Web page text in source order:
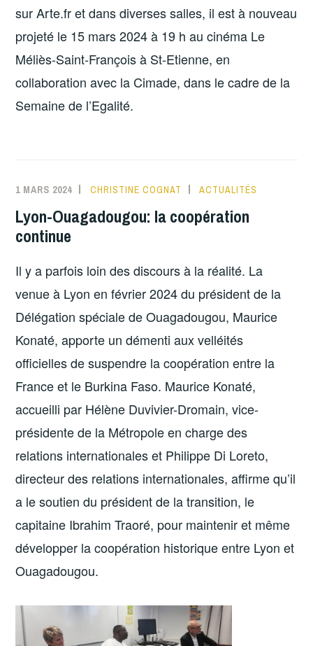
sur Arte.fr et dans diverses salles, il est à nouveau
projeté le 15 mars 2024 à 19 h au cinéma Le
Méliès-Saint-François à St-Etienne, en
collaboration avec la Cimade, dans le cadre de la
Semaine de l’Egalité.
1 MARS 2024 CHRISTINE COGNAT ACTUALITÉS
Lyon-Ouagadougou: la coopération
continue
Il y a parfois loin des discours à la réalité. La
venue à Lyon en février 2024 du président de la
Délégation spéciale de Ouagadougou, Maurice
Konaté, apporte un démenti aux velléités
officielles de suspendre la coopération entre la
France et le Burkina Faso. Maurice Konaté,
accueilli par Hélène Duvivier-Dromain, vice-
présidente de la Métropole en charge des
relations internationales et Philippe Di Loreto,
directeur des relations internationales, affirme qu’il
a le soutien du président de la transition, le
capitaine Ibrahim Traoré, pour maintenir et même
développer la coopération historique entre Lyon et
Ouagadougou.